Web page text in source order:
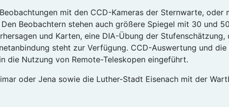
mit den CCD-Kameras der Sternwarte,
Beobachtern stehen auch größere Spiegel mit 30 und
und Karten, eine DIA-Übung der
steht zur Verfügung. CCD-Auswertung und
die Nutzung von Remote-Teleskopen eingeführt.
oder Jena sowie die Luther-Stadt Eisenach mit der